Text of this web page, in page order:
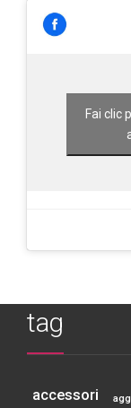
Fai clic
tag
accessori